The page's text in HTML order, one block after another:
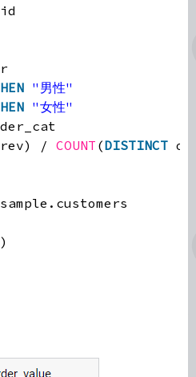
"男性"
"女性"
/ COUNT (DISTINCT
sample.customers